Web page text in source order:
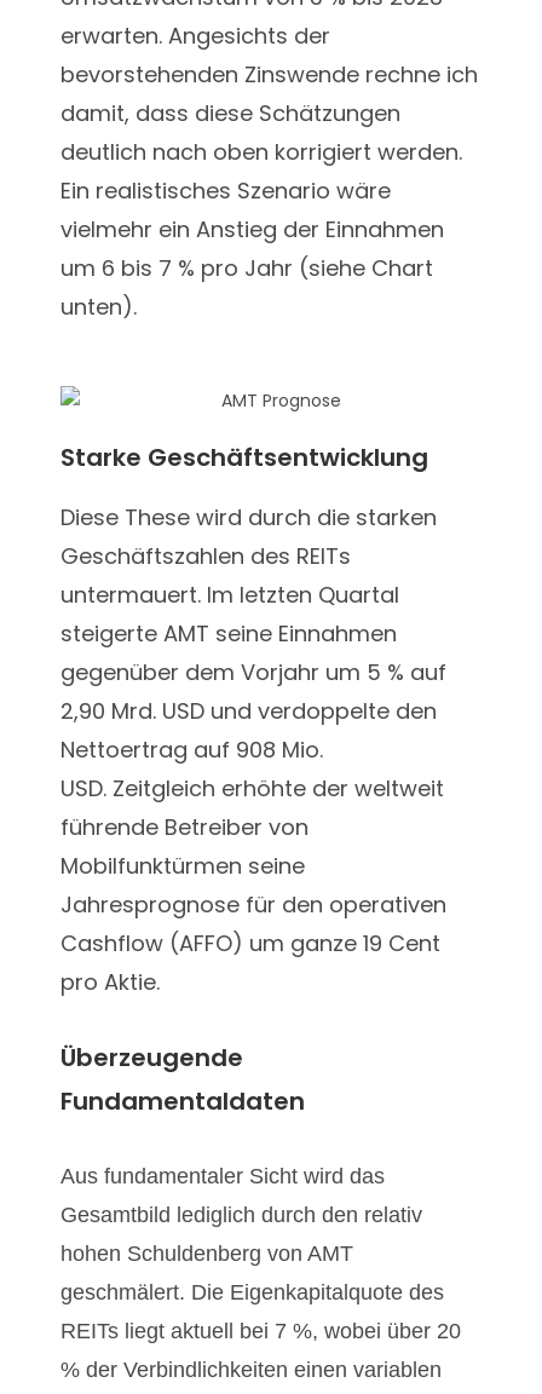
erwarten. Angesichts der
bevorstehenden Zinswende rechne ich
damit, dass diese Schätzungen
deutlich nach oben korrigiert werden.
Ein realistisches Szenario wäre
vielmehr ein Anstieg der Einnahmen
um 6 bis 7 % pro Jahr (siehe Chart
unten).
Starke Geschäftsentwicklung
Diese These wird durch die starken
Geschäftszahlen des REITs
untermauert. Im letzten Quartal
steigerte AMT seine Einnahmen
gegenüber dem Vorjahr um 5 % auf
2,90 Mrd. USD und verdoppelte den
Nettoertrag auf 908 Mio.
USD. Zeitgleich erhöhte der weltweit
führende Betreiber von
Mobilfunktürmen seine
Jahresprognose für den operativen
Cashflow (AFFO) um ganze 19 Cent
pro Aktie.
Überzeugende
Fundamentaldaten
Aus fundamentaler Sicht wird das
Gesamtbild lediglich durch den relativ
hohen Schuldenberg von AMT
geschmälert. Die Eigenkapitalquote des
REITs liegt aktuell bei 7 %, wobei über 20
% der Verbindlichkeiten einen variablen